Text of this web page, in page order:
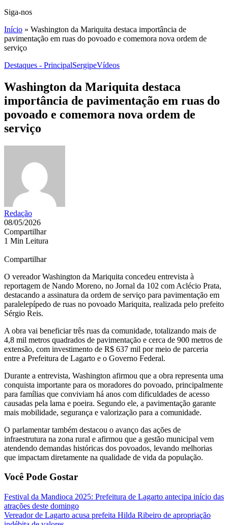
Siga-nos
Início » Washington da Mariquita destaca importância de
pavimentação em ruas do povoado e comemora nova ordem de
serviço
Destaques - PrincipalSergipeVídeos
Washington da Mariquita destaca
importância de pavimentação em ruas do
povoado e comemora nova ordem de
serviço
Redação
08/05/2026
Compartilhar
1 Min Leitura
Compartilhar
O vereadorWashington da Mariquita concedeu entrevista à
reportagem de Nando Moreno, no Jornal da 102 com Aclécio Prata,
destacando a assinatura da ordem de serviço para pavimentação em
paralelepípedo de ruas no povoado Mariquita, realizada pelo prefeito
Sérgio Reis.
A obra vai beneficiar três ruas da comunidade, totalizando mais de
4,8 mil metros quadrados de pavimentação e cerca de 900 metros de
extensão, com investimento de R$ 637 mil por meio de parceria
entre a Prefeitura de Lagarto e o Governo Federal.
Durante a entrevista, Washington afirmou que a obra representa uma
conquista importante para os moradores do povoado, principalmente
para famílias que conviviam há anos com dificuldades de acesso
causadas pela lama e poeira. Segundo ele, a pavimentação garante
mais mobilidade, segurança e valorização para a comunidade.
O parlamentar também destacou o avanço das ações de
infraestrutura na zona rural e afirmou que a gestão municipal vem
atendendo demandas históricas dos povoados, levando melhorias
que impactam diretamente na qualidade de vida da população.
Você Pode Gostar
Festival da Mandioca 2025: Prefeitura de Lagarto antecipa início das
atrações deste domingo
Vereador de Lagarto acusa prefeita Hilda Ribeiro de apropriação